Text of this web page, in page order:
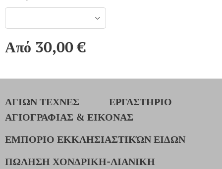
Από 30,00€
ΑΓΙΩΝ ΤΕΧΝΕΣ ΕΡΓΑΣΤΗΡΙΟ
ΑΓΙΟΓΡΑΦΙΑΣ & ΕΙΚΟΝΑΣ
ΕΜΠΟΡΙΟ ΕΚΚΛΗΣΙΑΣΤΙΚΏΝ ΕΙΔΩΝ
ΠΩΛΗΣΗ ΧΟΝΔΡΙΚΗ-ΛΙΑΝΙΚΗ